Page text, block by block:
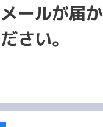
メールが届
ださい。